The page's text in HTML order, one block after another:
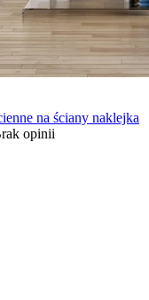
na ściany naklejka
opinii